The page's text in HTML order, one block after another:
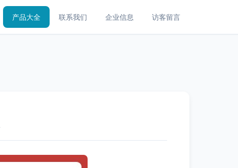
产品大全 联系我们 企业信息 访客留言